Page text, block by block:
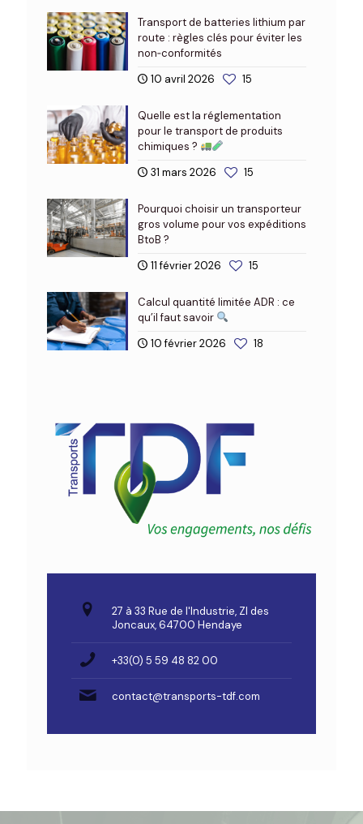
Transport de batteries lithium par
route : règles clés pour éviter les
non‑conformités
10 avril 2026
15
Quelle est la réglementation
pour le transport de produits
chimiques ?
31 mars 2026
15
Pourquoi choisir un transporteur
gros volume pour vos expéditions
BtoB ?
11 février 2026
15
Calcul quantité limitée ADR : ce
qu’il faut savoir
10 février 2026
18
27 à 33 Rue de l'Industrie, ZI des
Joncaux, 64700 Hendaye
+33(0) 5 59 48 82 00
contact@transports-tdf.com